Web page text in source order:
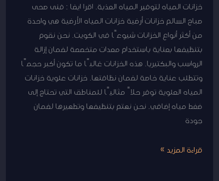
خزانات المياه لتوفير المياه العذبة. اقرا ايضا : فنى صحى
صباح السالم خزانات أرضية خزانات المياه الأرضية هي واحدة
من أكثر أنواع الخزانات شيوعًا في الكويت. نحن نقوم
بتنظيفها بعناية باستخدام معدات متخصصة لضمان إزالة
الرواسب والبكتيريا. هذه الخزانات غالبًا ما تكون أكبر حجمًا
وتتطلب عناية خاصة لضمان نظافتها. خزانات علوية خزانات
المياه العلوية توفر حلاً مثاليًا للمناطق التي تحتاج إلى
ضغط مياه إضافي. نحن نهتم بتنظيفها وتطهيرها لضمان
جودة
قراءة المزيد »